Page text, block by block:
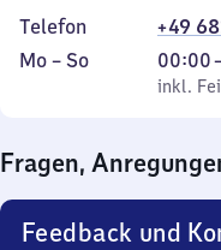
Telefon
+49
Montag
Mo – So,
inkl. Feiertage
00:00
Von
0
0
Uhr
inkl.
Fragen,
Feedback und